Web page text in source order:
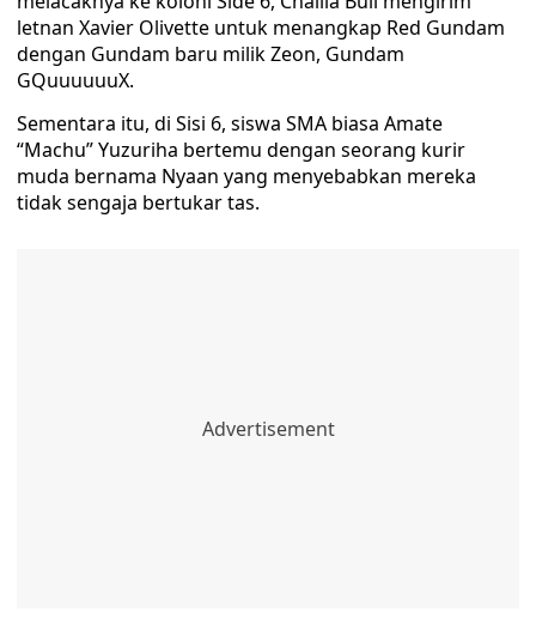
letnan Xavier Olivette untuk menangkap Red Gundam
dengan Gundam baru milik Zeon, Gundam
GQuuuuuuX.
Sementara itu, di Sisi 6, siswa SMA biasa Amate
“Machu” Yuzuriha bertemu dengan seorang kurir
muda bernama Nyaan yang menyebabkan mereka
tidak sengaja bertukar tas.